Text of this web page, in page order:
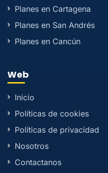
Planes en Cartagena
Planes en San Andrés
Planes en Cancún
Web
Inicio
Políticas de cookies
Políticas de privacidad
Nosotros
Contactanos